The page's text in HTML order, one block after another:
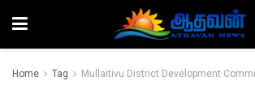
Home Tag Mullaitivu District Development